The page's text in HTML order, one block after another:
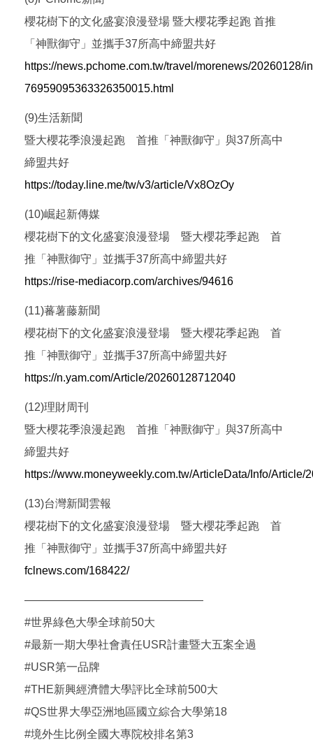
櫻花樹下的文化盛宴浪漫登場 暨大櫻花季起跑 首推
「神獸御守」並攜手37所高中締盟共好
https://news.pchome.com.tw/travel/morenews/20260128/
76959095363326350015.html
(9)生活新聞
暨大櫻花季浪漫起跑 首推「神獸御守」與37所高中
締盟共好
https://today.line.me/tw/v3/article/Vx8OzOy
(10)崛起新傳媒
櫻花樹下的文化盛宴浪漫登場 暨大櫻花季起跑 首
推「神獸御守」並攜手37所高中締盟共好
https://rise-mediacorp.com/archives/94616
(11)蕃薯藤新聞
櫻花樹下的文化盛宴浪漫登場 暨大櫻花季起跑 首
推「神獸御守」並攜手37所高中締盟共好
https://n.yam.com/Article/20260128712040
(12)理財周刊
暨大櫻花季浪漫起跑 首推「神獸御守」與37所高中
締盟共好
https://www.moneyweekly.com.tw/ArticleData/Info/Article/
(13)台灣新聞雲報
櫻花樹下的文化盛宴浪漫登場 暨大櫻花季起跑 首
推「神獸御守」並攜手37所高中締盟共好
fclnews.com/168422/
————————————————
#世界綠色大學全球前50大
#最新一期大學社會責任USR計畫暨大五案全過
#USR第一品牌
#THE新興經濟體大學評比全球前500大
#QS世界大學亞洲地區國立綜合大學第18
#境外生比例全國大專院校排名第3